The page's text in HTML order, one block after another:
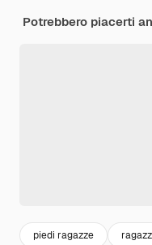
Potrebbero piacerti
piedi ragazze